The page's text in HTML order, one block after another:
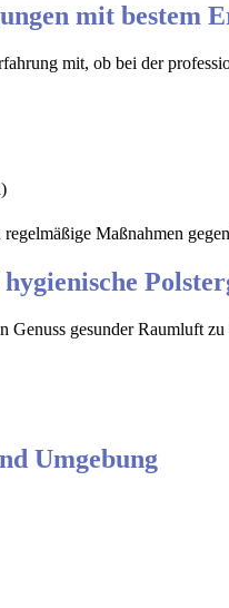
mit bestem
mit, ob bei der
Maßnahmen
Genuss gesunder Raumluft
Umgebung